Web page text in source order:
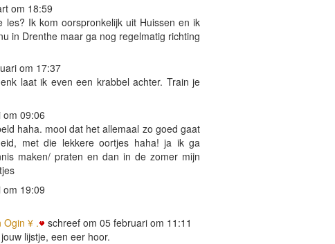
om 18:59
Ik kom oorspronkelijk uit Huissen en ik
in Drenthe maar ga nog regelmatig richting
om 17:37
laat ik even een krabbel achter. Train je
09:06
haha. mooi dat het allemaal zo goed gaat
met die lekkere oortjes haha! ja ik ga
maken/ praten en dan in de zomer mijn
19:09
Ogin ¥ .
schreef om 05 februari om 11:11
lijstje, een eer hoor.